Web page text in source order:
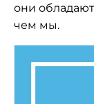
они
чем мы.